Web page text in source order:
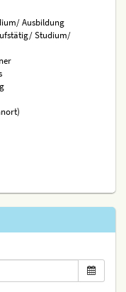
Ausbildung
Studium/